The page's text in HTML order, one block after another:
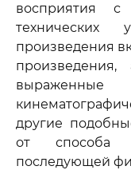
восприятия с
технических
произведения
выраженные
другие
от способа
последующей